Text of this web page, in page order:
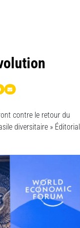
contre le retour du
diversitaire » Éditorial